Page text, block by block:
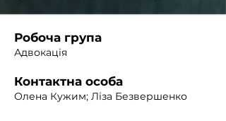
Робоча група
Адвокація
Контактна особа
Олена Кужим; Ліза Безвершенко